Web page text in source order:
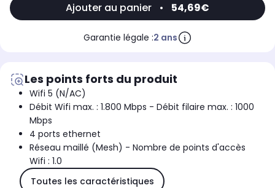
Ajouter au panier • 54,69€
Garantie légale :2 ans
Les points forts du produit
Wifi 5 (N/AC)
Débit Wifi max. : 1.800 Mbps - Débit filaire max. : 1000
Mbps
4 ports ethernet
Réseau maillé (Mesh) - Nombre de points d'accès
Wifi : 1.0
Toutes les caractéristiques